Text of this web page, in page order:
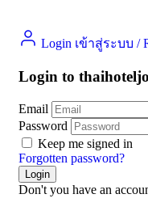
Login เข้าสู่ระบบ /
Login to
Email
Password
Keep me signed in
Forgotten password?
Don't you have an